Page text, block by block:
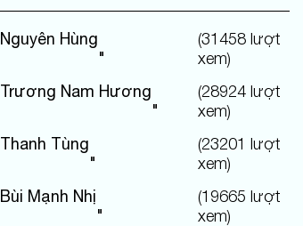
Nguyên Hùng
"
(31458lượt
xem)
Trương Nam Hương
"
(28924lượt
xem)
Thanh Tùng
"
(23201 lượt
xem)
Bùi Mạnh Nhị
"
(19665 lượt
xem)